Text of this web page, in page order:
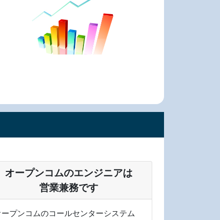
オープンコムのエンジニアは
営業兼務です
プンコムのコールセンターシステム